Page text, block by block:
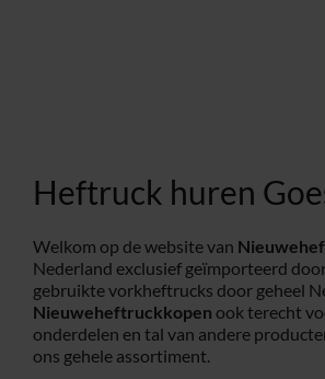
Heftruck huren
Welkom op de website van
Nederland exclusief geïmporteerd
gebruikte vorkheftrucks door geheel
Nieuweheftruckkopen ook terecht
onderdelen en tal van andere
ons gehele assortiment.